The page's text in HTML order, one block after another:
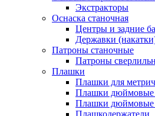
Экстракторы
Оснаска станочная
Центры и задние
Державки
Патроны станочные
Патроны
Плашки
Плашки для
Плашки
Плашки
Плашкодержатели